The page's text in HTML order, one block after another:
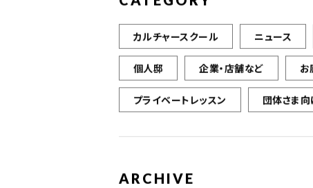
カルチャースクール ニュース
個人邸 企業・店舗など お
プライベートレッスン 団体さま
ARCHIVE